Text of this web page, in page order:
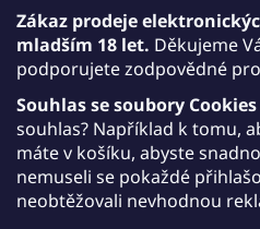
Zákaz prodeje
mladším 18 let. Děkujeme
podporujete zodpovědné
Souhlas se soubory Cookies
souhlas? Například k tomu,
máte v košíku, abyste
nemuseli se pokaždé
neobtěžovali nevhodnou
J
JDI MARCH
JDI MARCH
JDI ROMIO
JDI ROMIO
JDI ROMIO
JDI VABEEN